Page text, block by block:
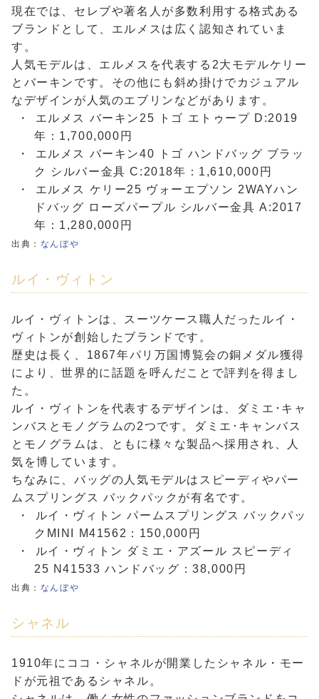
現在では、セレブや著名人が多数利用する格式ある
ブランドとして、エルメスは広く認知されていま
す。
人気モデルは、エルメスを代表する2大モデルケリー
とバーキンです。その他にも斜め掛けでカジュアル
なデザインが人気のエブリンなどがあります。
エルメス バーキン25 トゴ エトゥープ D:2019
年：1,700,000円
エルメス バーキン40 トゴ ハンドバッグ ブラッ
ク シルバー金具 C:2018年：1,610,000円
エルメス ケリー25 ヴォーエプソン 2WAYハン
ドバッグ ローズパープル シルバー金具 A:2017
年：1,280,000円
出典： なんぼや
ルイ・ヴィトン
ルイ・ヴィトンは、スーツケース職人だったルイ・
ヴィトンが創始したブランドです。
歴史は長く、1867年パリ万国博覧会の銅メダル獲得
により、世界的に話題を呼んだことで評判を得まし
た。
ルイ・ヴィトンを代表するデザインは、ダミエ･キャ
ンバスとモノグラムの2つです。ダミエ･キャンバス
とモノグラムは、ともに様々な製品へ採用され、人
気を博しています。
ちなみに、バッグの人気モデルはスピーディやパー
ムスプリングス バックパックが有名です。
ルイ・ヴィトン パームスプリングス バックパッ
クMINI M41562：150,000円
ルイ・ヴィトン ダミエ・アズール スピーディ
25 N41533 ハンドバッグ：38,000円
出典： なんぼや
シャネル
1910年にココ・シャネルが開業したシャネル・モー
ドが元祖であるシャネル。